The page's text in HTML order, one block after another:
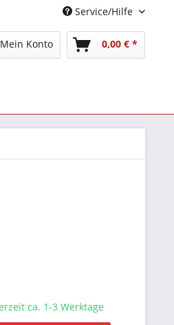
Service/Hilfe
Mein Konto 0,00 € *
ca. 1-3 Werktage